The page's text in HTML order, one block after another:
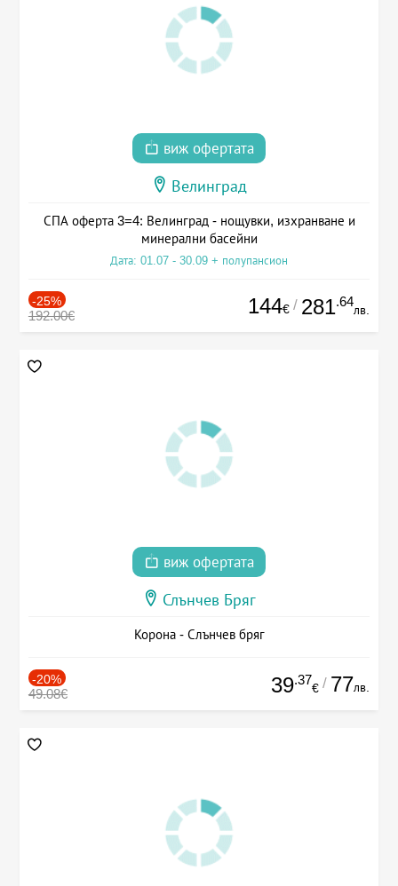
виж офертата
Велинград
СПА оферта 3=4: Велинград - нощувки, изхранване и
минерални басейни
Дата: 01.07 - 30.09 + полупансион
-25%
192.00€ 144€ / 281.64
лв.
виж офертата
Слънчев Бряг
Корона - Слънчев бряг
-20%
49.08€ 39.37
€ / 77лв.